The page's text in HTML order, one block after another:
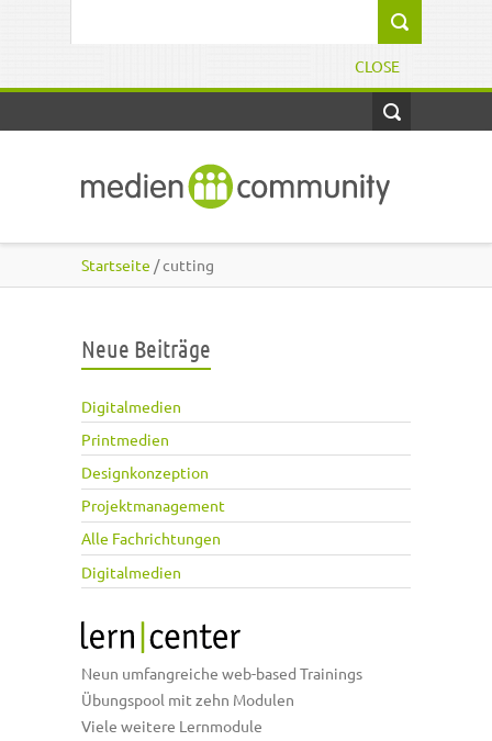
CLOSE
Startseite / cutting
Neue Beiträge
Digitalmedien
Printmedien
Designkonzeption
Projektmanagement
Alle Fachrichtungen
Digitalmedien
Neun umfangreiche web-based Trainings
Übungspool mit zehn Modulen
Viele weitere Lernmodule